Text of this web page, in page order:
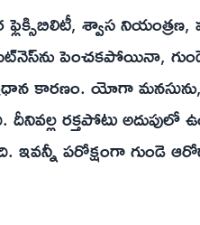
శ్వాస నియంత్రణ,
పెంచకపోయినా,
ప్రధాన కారణం. యోగా
రక్తపోటు అదుపులో
ఇవన్నీ పరోక్షంగా